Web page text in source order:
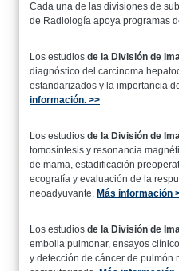
Cada una de las divisiones de
de Radiología apoya programas
Los estudios de la División de
diagnóstico del carcinoma
estandarizados y la importancia
información. >>
Los estudios de la División de
tomosíntesis y resonancia
de mama, estadificación
ecografía y evaluación de la
neoadyuvante. Más información
Los estudios de la División de
embolia pulmonar, ensayos
y detección de cáncer de pulmón